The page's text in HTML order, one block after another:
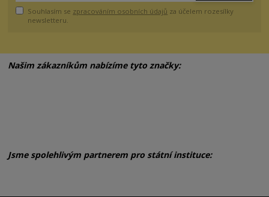
Souhlasím se zpracováním osobních údajů za účelem rozesílky
newsletteru.
Našim zákazníkům nabízíme tyto značky:
Jsme spolehlivým partnerem pro státní instituce: